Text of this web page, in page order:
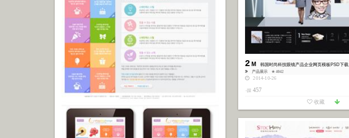
2M 韩国时尚科技眼镜产品企业网页模板PSD下载
产品展示 ★ 4042
2014-10-26
-踩 457
收藏